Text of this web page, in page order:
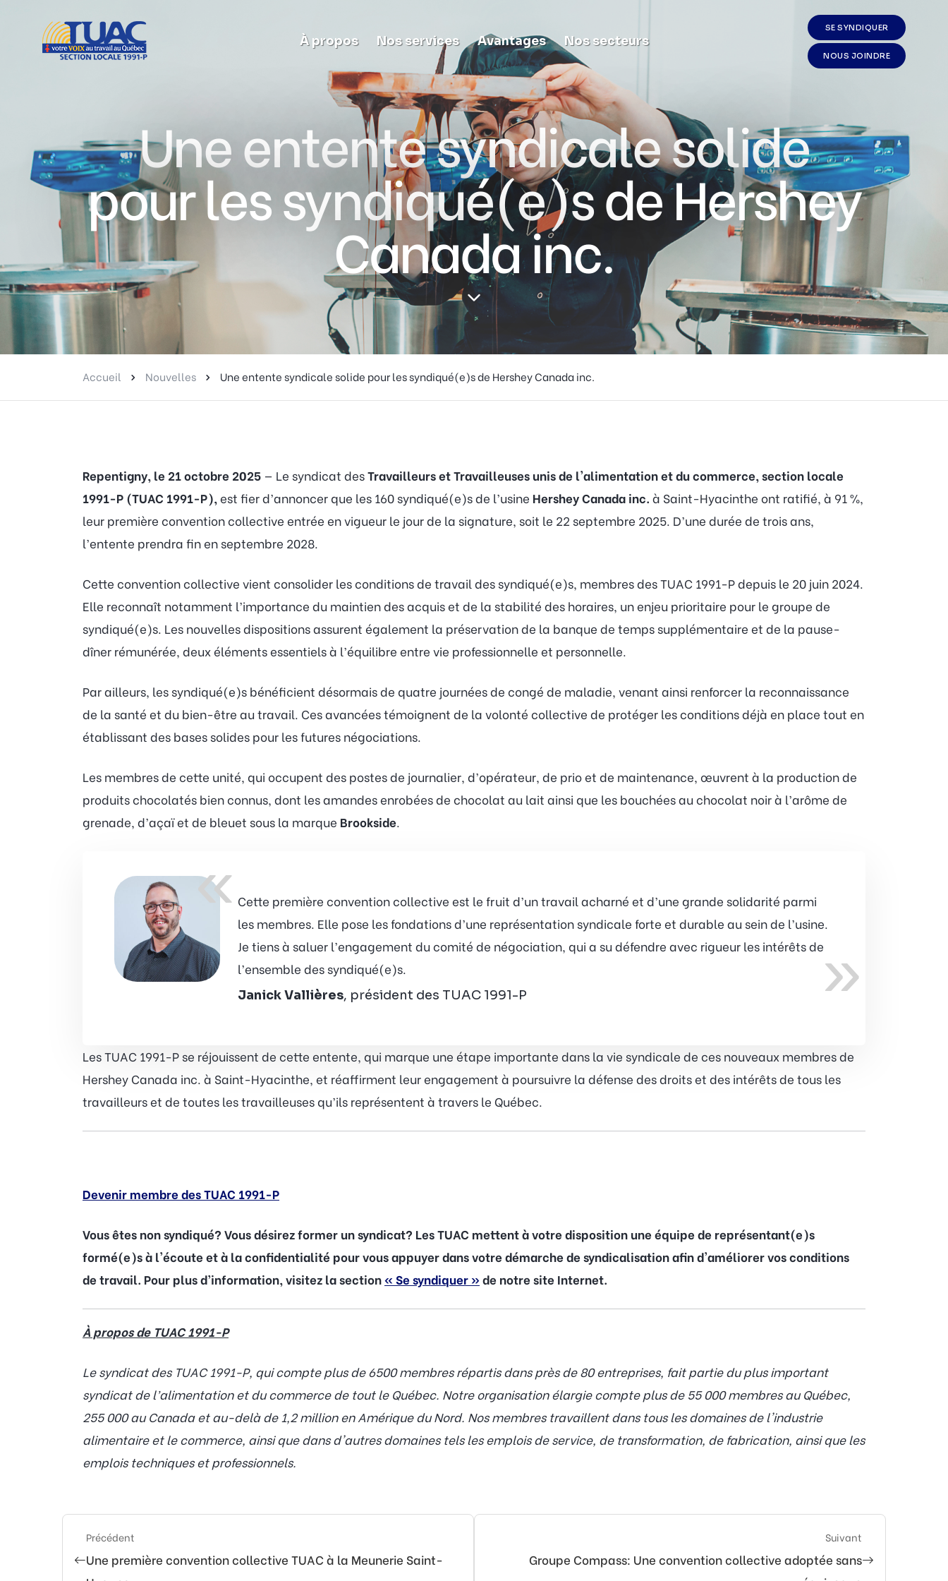
À propos Nos services Avantages Nos secteurs
SE SYNDIQUER
NOUS JOINDRE
Une entente syndicale solide
pour les syndiqué(e)s de Hershey
Canada inc.
Accueil Nouvelles Une entente syndicale solide pour les syndiqué(e)s de Hershey Canada inc.
Repentigny, le 21 octobre 2025 — Le syndicat desTravailleurs et Travailleuses unis de l'alimentation et du commerce, section locale
1991-P (TUAC 1991-P),est fier d’annoncer que les 160 syndiqué(e)s de l’usine Hershey Canada inc. à Saint-Hyacinthe ont ratifié, à 91 %,
leur première convention collective entrée en vigueur le jour de la signature, soit le 22 septembre 2025. D’une durée de trois ans,
l’entente prendra fin en septembre 2028.
Cette convention collective vient consolider les conditions de travail des syndiqué(e)s, membres des TUAC 1991-P depuis le 20 juin 2024.
Elle reconnaît notamment l’importance du maintien des acquis et de la stabilité des horaires, un enjeu prioritaire pour le groupe de
syndiqué(e)s. Les nouvelles dispositions assurent également la préservation de la banque de temps supplémentaire et de la pause-
dîner rémunérée, deux éléments essentiels à l’équilibre entre vie professionnelle et personnelle.
Par ailleurs, les syndiqué(e)s bénéficient désormais de quatre journées de congé de maladie, venant ainsi renforcer la reconnaissance
de la santé et du bien-être au travail. Ces avancées témoignent de la volonté collective de protéger les conditions déjà en place tout en
établissant des bases solides pour les futures négociations.
Les membres de cette unité, qui occupent des postes de journalier, d’opérateur, de prio et de maintenance, œuvrent à la production de
produits chocolatés bien connus, dont les amandes enrobées de chocolat au lait ainsi que les bouchées au chocolat noir à l’arôme de
grenade, d’açaï et de bleuet sous la marque Brookside.
«
»
Cette première convention collective est le fruit d’un travail acharné et d’une grande solidarité parmi
les membres. Elle pose les fondations d’une représentation syndicale forte et durable au sein de l’usine.
Je tiens à saluer l’engagement du comité de négociation, qui a su défendre avec rigueur les intérêts de
l’ensemble des syndiqué(e)s.
Janick Vallières, président des TUAC 1991-P
Les TUAC 1991-P se réjouissent de cette entente, qui marque une étape importante dans la vie syndicale de ces nouveaux membres de
Hershey Canada inc. à Saint-Hyacinthe, et réaffirment leur engagement à poursuivre la défense des droits et des intérêts de tous les
travailleurs et de toutes les travailleuses qu’ils représentent à travers le Québec.
Devenir membre des TUAC 1991-P
Vous êtes non syndiqué? Vous désirez former un syndicat? Les TUAC mettent à votre disposition une équipe de représentant(e)s
formé(e)s à l'écoute et à la confidentialité pour vous appuyer dans votre démarche de syndicalisation afin d'améliorer vos conditions
de travail. Pour plus d’information, visitez la section« Se syndiquer » de notre site Internet.
À propos de TUAC 1991-P
Le syndicat des TUAC 1991-P, qui compte plus de 6500 membres répartis dans près de 80 entreprises, fait partie du plus important
syndicat de l’alimentation et du commerce de tout le Québec. Notre organisation élargie compte plus de 55 000 membres au Québec,
255 000 au Canada et au-delà de 1,2 million en Amérique du Nord. Nos membres travaillent dans tous les domaines de l'industrie
alimentaire et le commerce, ainsi que dans d'autres domaines tels les emplois de service, de transformation, de fabrication, ainsi que les
emplois techniques et professionnels.
Précédent
Une première convention collective TUAC à la Meunerie Saint-
Suivant
Groupe Compass: Une convention collective adoptée sans